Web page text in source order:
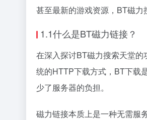
甚至最新的游戏资源，BT磁力
1.1什么是BT磁力链接？
在深入探讨BT磁力搜索天堂
统的HTTP下载方式，BT下载
少了服务器的负担。
磁力链接本质上是一种无需服